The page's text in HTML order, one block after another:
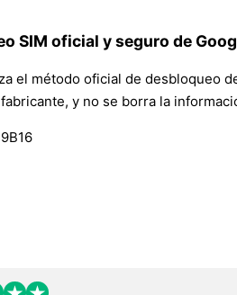
SIM oficial y seguro de
el método oficial de desbloqueo
y no se borra la